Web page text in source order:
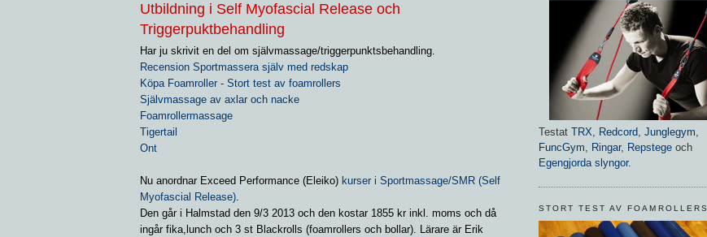
Utbildning i Self Myofascial Release och
Triggerpuktbehandling
Har ju skrivit en del om självmassage/triggerpunktsbehandling.
Recension Sportmassera själv med redskap
Köpa Foamroller - Stort test av foamrollers
Självmassage av axlar och nacke
Foamrollermassage
Tigertail
Ont
Nu anordnar Exceed Performance (Eleiko) kurser i Sportmassage/SMR (Self
Myofascial Release).
Den går i Halmstad den 9/3 2013 och den kostar 1855 kr inkl. moms och då
ingår fika,lunch och 3 st Blackrolls (foamrollers och bollar). Lärare är Erik
Testat TRX, Redcord, Junglegym,
FuncGym, Ringar, Repstege och
Egengjorda slyngor.
STORT TEST AV FOAMROLLERS